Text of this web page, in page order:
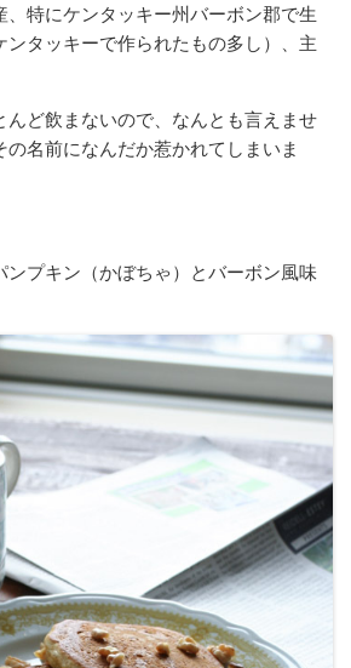
、特にケンタッキー州バーボン郡で生
ンタッキーで作られたもの多し）、主
んど飲まないので、なんとも言えませ
名前になんだか惹かれてしまいま
ンプキン（かぼちゃ）とバーボン風味